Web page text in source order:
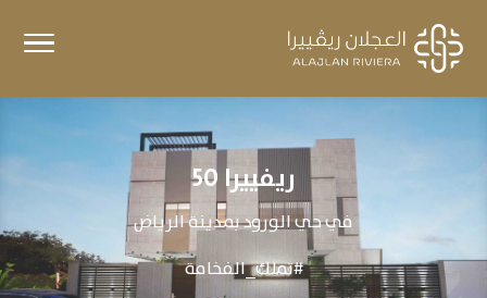
ريفييرا 50
في حي الورود بمدينة الرياض
#تملك_الفخامة